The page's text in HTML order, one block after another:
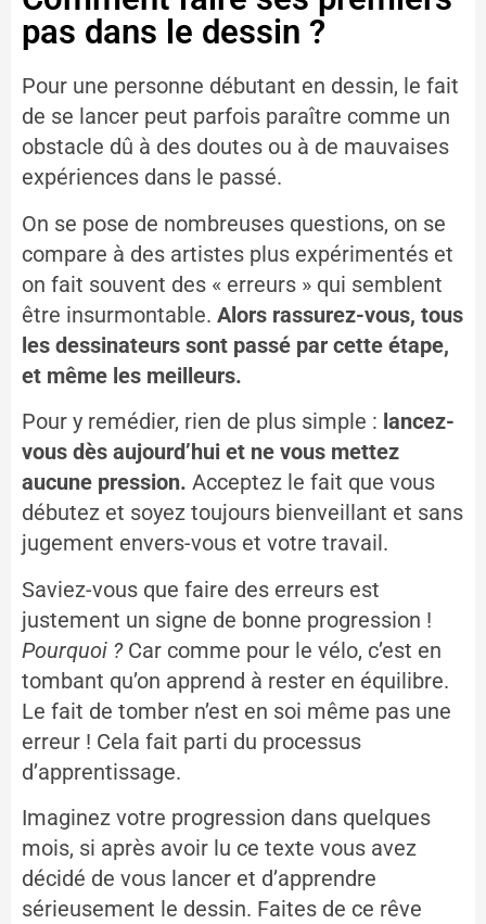
pas dans le dessin ?
Pour une personne débutant en dessin, le fait
de se lancer peut parfois paraître comme un
obstacle dû à des doutes ou à de mauvaises
expériences dans le passé.
On se pose de nombreuses questions, on se
compare à des artistes plus expérimentés et
on fait souvent des « erreurs » qui semblent
être insurmontable. Alors rassurez-vous, tous
les dessinateurs sont passé par cette étape,
et même les meilleurs.
Pour y remédier, rien de plus simple : lancez-
vous dès aujourd’hui et ne vous mettez
aucune pression. Acceptez le fait que vous
débutez et soyez toujours bienveillant et sans
jugement envers-vous et votre travail.
Saviez-vous que faire des erreurs est
justement un signe de bonne progression !
Pourquoi ? Car comme pour le vélo, c’est en
tombant qu’on apprend à rester en équilibre.
Le fait de tomber n’est en soi même pas une
erreur ! Cela fait parti du processus
d’apprentissage.
Imaginez votre progression dans quelques
mois, si après avoir lu ce texte vous avez
décidé de vous lancer et d’apprendre
sérieusement le dessin. Faites de ce rêve